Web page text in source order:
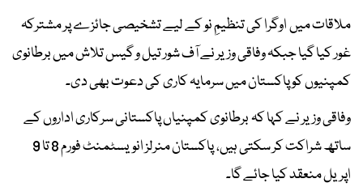
ملاقات میں اوگرا کی تنظیمِ نو کے لیے تشخیصی جائزے پر مشترکہ
غور کیا گیا جبکہ وفاقی وزیر نے آف شور تیل و گیس تلاش میں برطانوی
کمپنیوں کو پاکستان میں سرمایہ کاری کی دعوت بھی دی۔
وفاقی وزیر نے کہا کہ برطانوی کمپنیاں پاکستانی سرکاری اداروں کے
ساتھ شراکت کر سکتی ہیں، پاکستان منرلز انویسٹمنٹ فورم 8 تا 9
اپریل منعقد کیا جائے گا۔